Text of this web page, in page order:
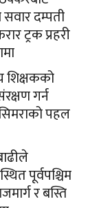
दम्पती
ट्रक प्रहरी
शिक्षकको
गर्न
पहल
पूर्वपश्चिम
र बस्ति